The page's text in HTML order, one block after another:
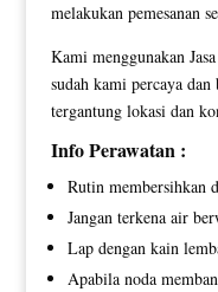
melakukan pemesanan
Kami menggunakan
sudah kami percaya
tergantung lokasi dan
Info Perawatan :
Rutin membersihkan
Jangan terkena air
Lap dengan kain
Apabila noda